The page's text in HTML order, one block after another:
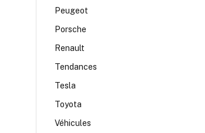
Peugeot
Porsche
Renault
Tendances
Tesla
Toyota
Véhicules